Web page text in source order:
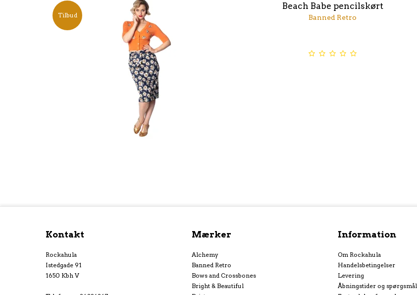
Tilbud
Beach Babe pencilskørt
Banned Retro
Kontakt
Rockahula
Istedgade 91
1650 Kbh V
Mærker
Alchemy
Banned Retro
Bows and Crossbones
Bright & Beautiful
Information
Om Rockahula
Handelsbetingelser
Levering
Åbningstider og spørgsmål